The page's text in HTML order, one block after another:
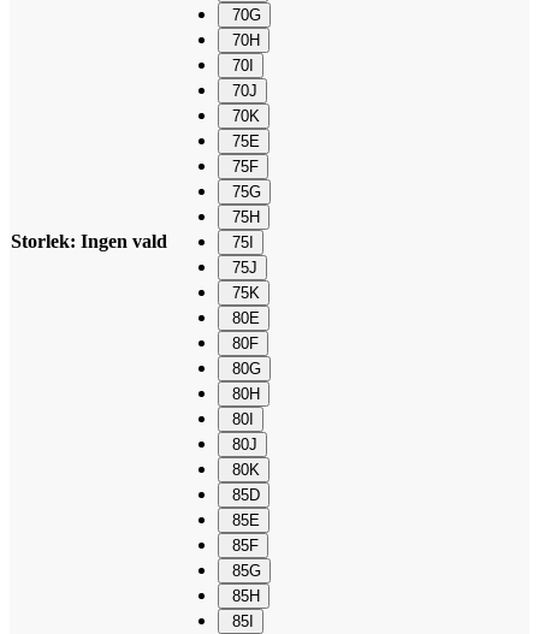
Storlek: Ingen vald
70G
70H
70I
70J
70K
75E
75F
75G
75H
75I
75J
75K
80E
80F
80G
80H
80I
80J
80K
85D
85E
85F
85G
85H
85I